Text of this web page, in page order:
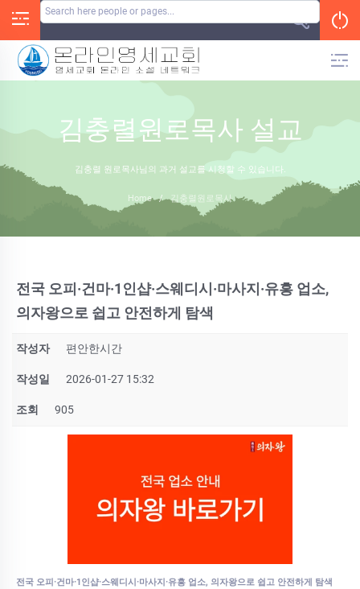
김충렬원로목사 설교
김충렬 원로목사님의 과거 설교를 시청할 수 있습니다.
Home / 김충렬원로목사
전국 오피·건마·1인샵·스웨디시·마사지·유흥 업소,
의자왕으로 쉽고 안전하게 탐색
작성자 편안한시간
작성일 2026-01-27 15:32
조회 905
전국 오피·건마·1인샵·스웨디시·마사지·유흥 업소, 의자왕으로 쉽고 안전하게 탐색